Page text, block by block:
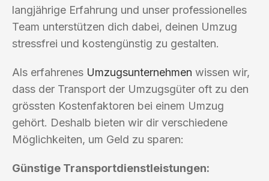
langjährige Erfahrung und unser professionelles
Team unterstützen dich dabei, deinen Umzug
stressfrei und kostengünstig zu gestalten.
Als erfahrenes Umzugsunternehmen wissen wir,
dass der Transport der Umzugsgüter oft zu den
grössten Kostenfaktoren bei einem Umzug
gehört. Deshalb bieten wir dir verschiedene
Möglichkeiten, um Geld zu sparen:
Günstige Transportdienstleistungen: